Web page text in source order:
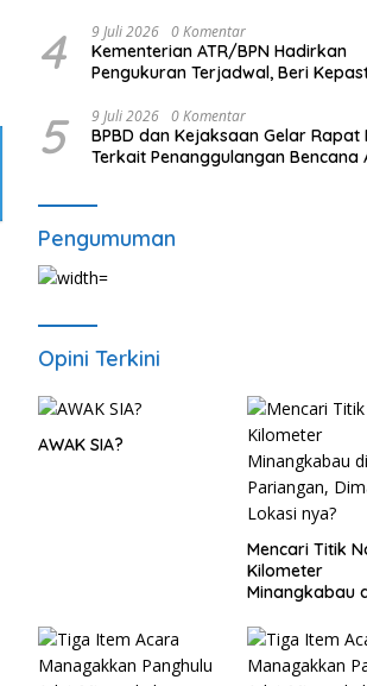
4 9 Juli 2026 0 Komentar
Kementerian ATR/BPN Hadirkan
Pengukuran Terjadwal, Beri
5 9 Juli 2026 0 Komentar
BPBD dan Kejaksaan Gelar Rapat
Terkait Penanggulangan Bencana
Pengumuman
Opini Terkini
AWAK SIA?
Mencari Titik
Kilometer
Minangkabau
Dimanakah
nya?